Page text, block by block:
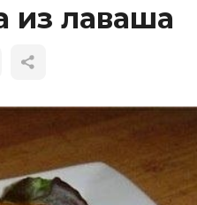
из лаваша